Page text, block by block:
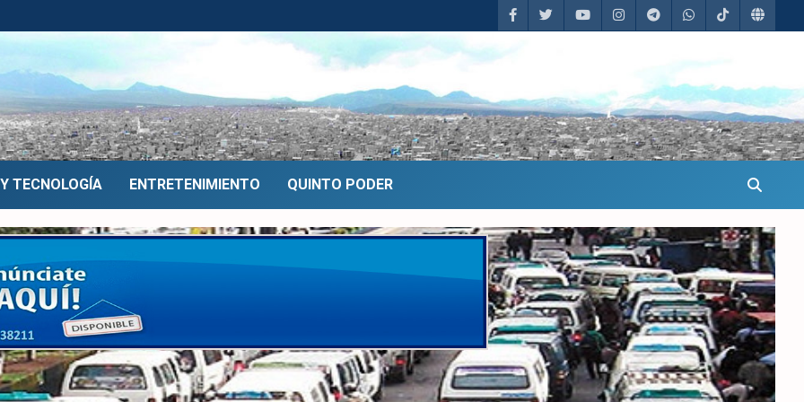
TECNOLOGÍA ENTRETENIMIENTO QUINTO PODER